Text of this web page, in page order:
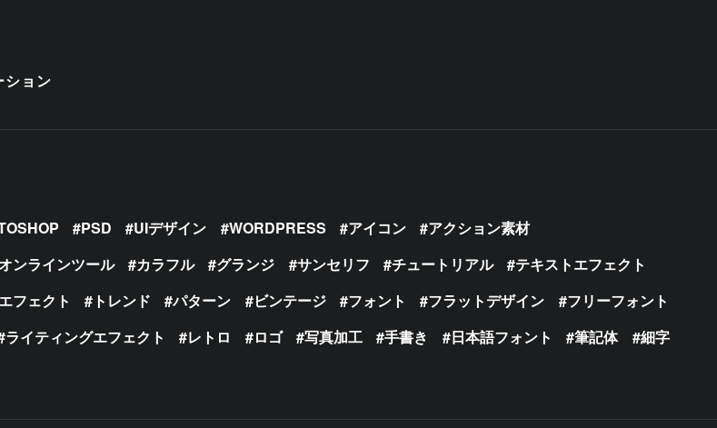
ション
PSD UIデザイン WORDPRESS アイコン
アクション素材
ンラインツール カラフル グランジ サンセリフ チュートリアル
テキストエフェクト
フェクト トレンド パターン ビンテージ フォント フラットデザイン
フリーフォント
ライティングエフェクト レトロ ロゴ 写真加工 手書き 日本語フォント 筆記体
細字